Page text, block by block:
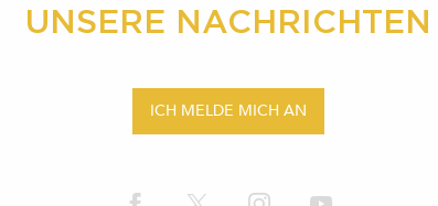
UNSERE NACHRICHTEN
ICH MELDE MICH AN